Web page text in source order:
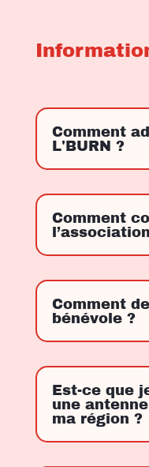
Comment
L'BURN ?
Comment
Comment
bénévole ?
Est-ce que
une
ma région ?